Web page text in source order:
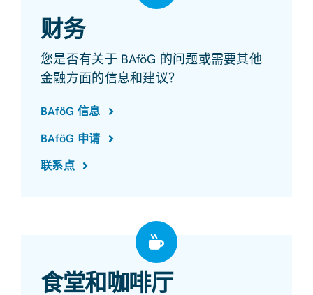
财务
您是否有关于 BAföG 的问题或需要其他
金融方面的信息和建议？
BAföG 信息
BAföG 申请
联系点
食堂和咖啡厅